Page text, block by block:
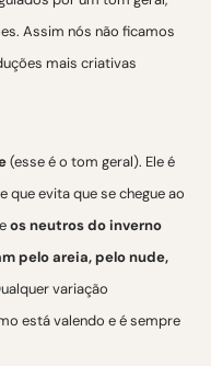
Assim nós não ficamos
mais criativas
(esse é o tom geral). Ele é
que evita que se chegue ao
os neutros do inverno
pelo areia, pelo nude,
variação
está valendo e é sempre